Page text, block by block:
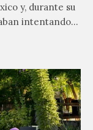
y, durante su
intentando…